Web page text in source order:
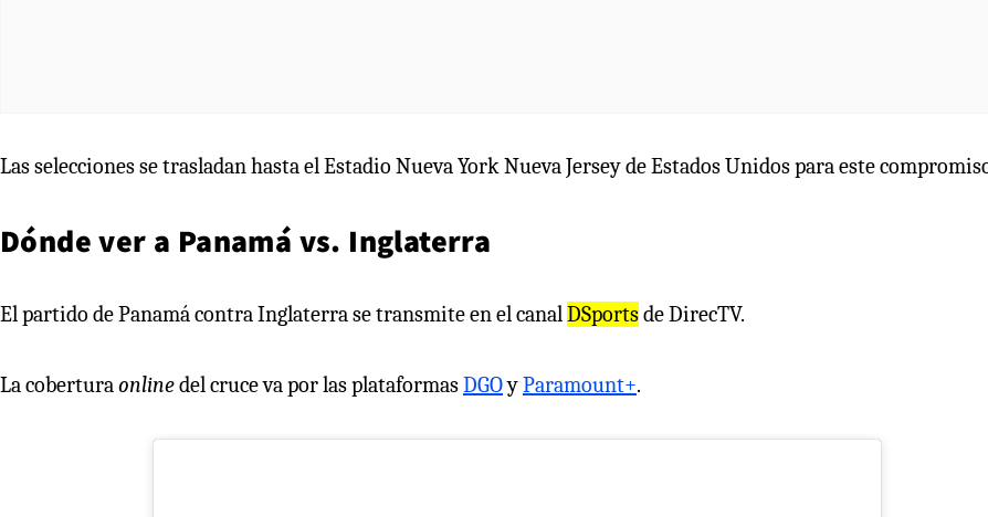
Las selecciones se trasladan hasta el Estadio Nueva York Nueva Jersey de Estados Unidos para este
Dónde ver a Panamá vs. Inglaterra
El partido de Panamá contra Inglaterra se transmite en el canalDSportsde DirecTV.
La coberturaonlinedel cruce va por las plataformasDGOyParamount+.